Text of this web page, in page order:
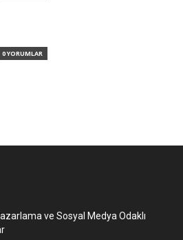
0 YORUMLAR
ve Sosyal Medya Odaklı